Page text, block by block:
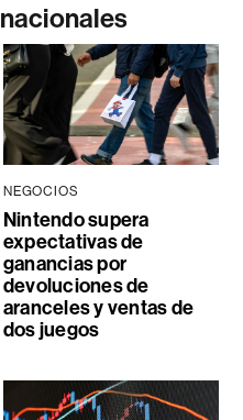
NEGOCIOS
Nintendo supera
expectativas de
ganancias por
devoluciones de
aranceles y ventas de
dos juegos